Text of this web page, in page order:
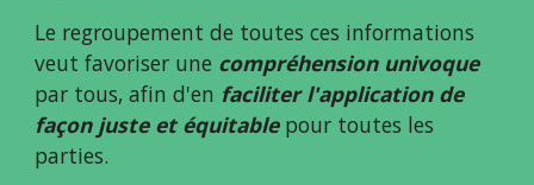
Le regroupement de toutes ces informations
veut favoriser une compréhension univoque
par tous, afin d'en faciliter l'application de
façon juste et équitable pour toutes les
parties.